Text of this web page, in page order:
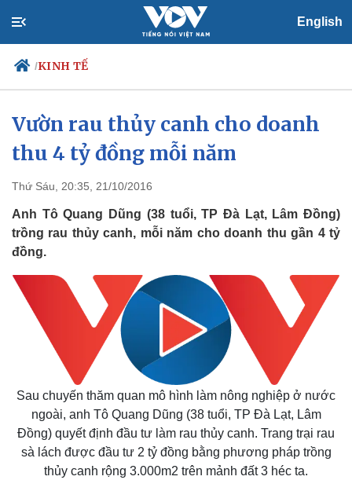
English
/KINH TẾ
Chính trị
Tổ chức nhân sự
Nhận diện sự thật
Xã hội
Dấu ấn VOV
Việc làm
Vườn rau thủy canh cho doanh
thu 4 tỷ đồng mỗi năm
Thứ Sáu, 20:35, 21/10/2016
Anh Tô Quang Dũng (38 tuổi, TP Đà Lạt, Lâm Đồng)
trồng rau thủy canh, mỗi năm cho doanh thu gần 4 tỷ
đồng.
Sau chuyến thăm quan mô hình làm nông nghiệp ở nước
ngoài, anh Tô Quang Dũng (38 tuổi, TP Đà Lạt, Lâm
Đồng) quyết định đầu tư làm rau thủy canh. Trang trại rau
sà lách được đầu tư 2 tỷ đồng bằng phương pháp trồng
thủy canh rộng 3.000m2 trên mảnh đất 3 héc ta.